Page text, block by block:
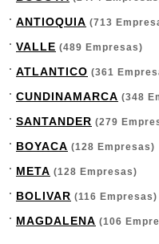
ANTIOQUIA (713
VALLE (489 Empresas)
ATLANTICO (361
CUNDINAMARCA (348
SANTANDER (279
BOYACA (128 Empresas)
META (128 Empresas)
BOLIVAR (116 Empresas)
MAGDALENA (106